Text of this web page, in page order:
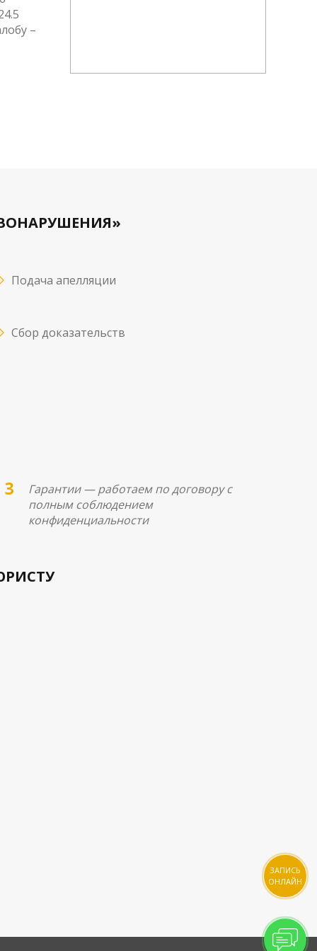
–
Подача апелляции
Сбор доказательств
Гарантии — работаем по договору с
полным соблюдением
конфиденциальности
ЗАПИСЬ
ОНЛАЙН